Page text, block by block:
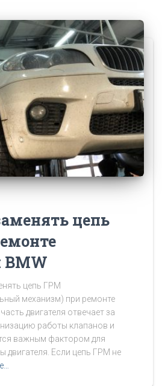
цепь
BMW
цепь ГРМ
механизм) при ремонте
двигателя отвечает за
работы клапанов и
важным фактором для
двигателя. Если цепь ГРМ не